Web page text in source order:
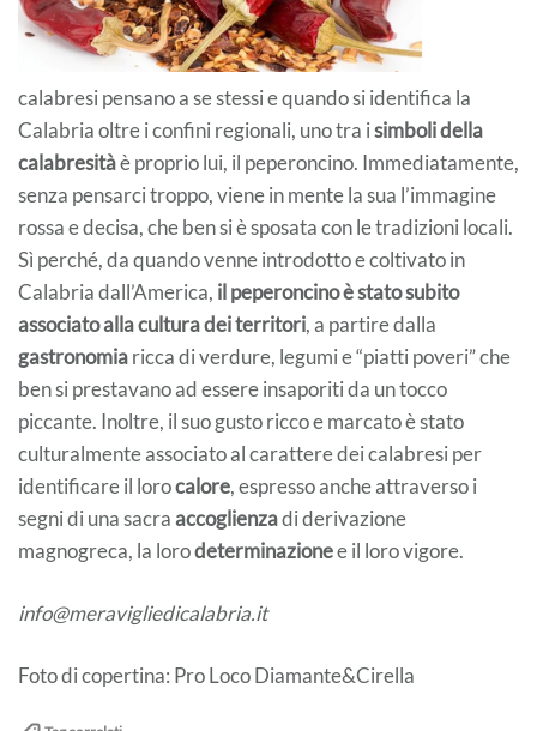
calabresi pensano a se stessi e quando si identifica la
Calabria oltre i confini regionali, uno tra isimboli della
calabresitàè proprio lui, il peperoncino. Immediatamente,
senza pensarci troppo, viene in mente la sua l’immagine
rossa e decisa, che ben si è sposata con le tradizioni locali.
Sì perché, da quando venne introdotto e coltivato in
Calabria dall’America, il peperoncino è stato subito
associato alla cultura dei territori, a partire dalla
gastronomiaricca di verdure, legumi e “piatti poveri” che
ben si prestavano ad essere insaporiti da un tocco
piccante. Inoltre, il suo gusto ricco e marcato è stato
culturalmente associato al carattere dei calabresi per
identificare il lorocalore, espresso anche attraverso i
segni di una sacraaccoglienzadi derivazione
magnogreca, la lorodeterminazionee il loro vigore.
info@meravigliedicalabria.it
Foto di copertina: Pro Loco Diamante&Cirella